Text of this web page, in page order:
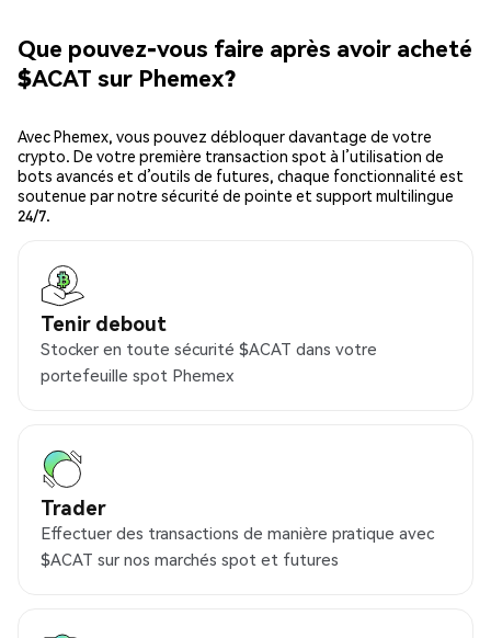
Que pouvez-vous faire après avoir acheté
$ACAT sur Phemex?
Avec Phemex, vous pouvez débloquer davantage de votre
crypto. De votre première transaction spot à l’utilisation de
bots avancés et d’outils de futures, chaque fonctionnalité est
soutenue par notre sécurité de pointe et support multilingue
24/7.
Tenir debout
Stocker en toute sécurité $ACAT dans votre
portefeuille spot Phemex
Trader
Effectuer des transactions de manière pratique avec
$ACAT sur nos marchés spot et futures